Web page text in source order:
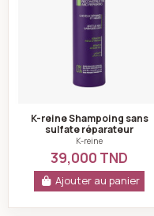
K-reine Shampoing sans
sulfate réparateur
restructurant 500 ml
K-reine
39,000 TND
Ajouter au panier